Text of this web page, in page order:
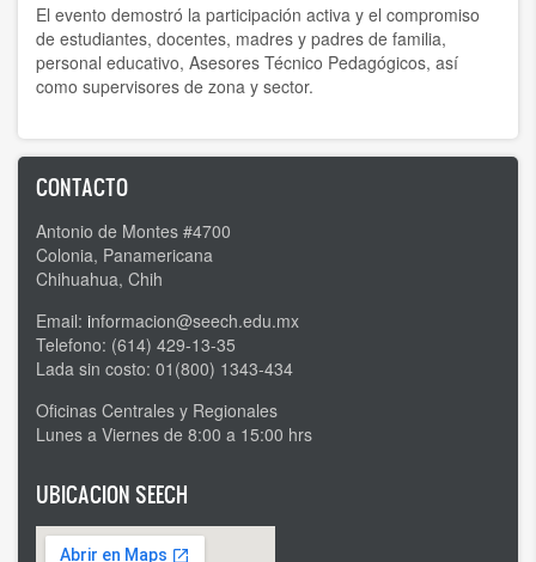
El evento demostró la participación activa y el compromiso
de estudiantes, docentes, madres y padres de familia,
personal educativo, Asesores Técnico Pedagógicos, así
como supervisores de zona y sector.
CONTACTO
Antonio de Montes #4700
Colonia, Panamericana
Chihuahua, Chih
Email: informacion@seech.edu.mx
Telefono: (614) 429-13-35
Lada sin costo: 01(800) 1343-434
Oficinas Centrales y Regionales
Lunes a Viernes de 8:00 a 15:00 hrs
UBICACION SEECH